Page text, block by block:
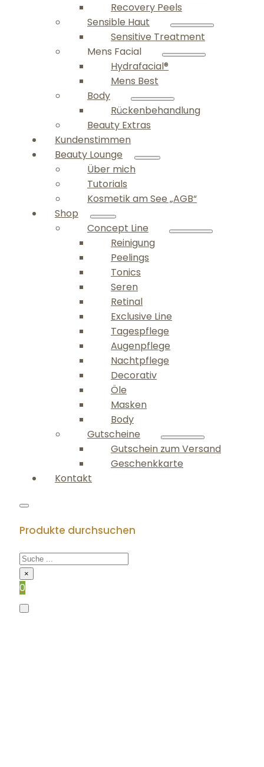
Recovery Peels
Sensible Haut
Sensitive Treatment
Mens Facial
Hydrafacial®
Mens Best
Body
Rückenbehandlung
Beauty Extras
Kundenstimmen
Beauty Lounge
Über mich
Tutorials
Kosmetik am See „AGB“
Shop
Concept Line
Reinigung
Peelings
Tonics
Seren
Retinal
Exclusive Line
Tagespflege
Augenpflege
Nachtpflege
Decorativ
Öle
Masken
Body
Gutscheine
Gutschein zum Versand
Geschenkkarte
Kontakt
Produkte durchsuchen
×
0